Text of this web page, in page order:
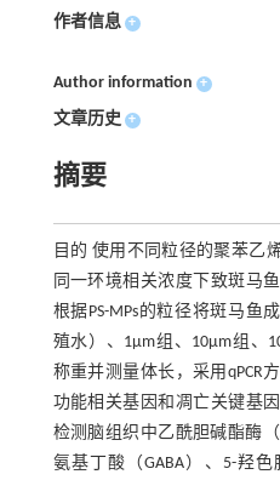
作者信息 +
Author information +
文章历史 +
摘要
目的 使用不同粒径的聚苯乙
同一环境相关浓度下致斑马
根据PS-MPs的粒径将斑马鱼
殖水）、1μm组、10μm组、
称重并测量体长，采用qPCR
功能相关基因和凋亡关键基
检测脑组织中乙酰胆碱酯酶
氨基丁酸（GABA）、5-羟